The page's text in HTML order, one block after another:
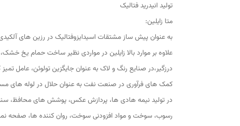
تولید انیدرید فتالیک
متا زایلین:
به عنوان پیش ساز مشتقات اسیدایزوفتالیک در رزین های
علاوه بر موارد بالا زایلین در مواردی نظیر ساخت حمام
درزگیر،در صنایع رنگ و لاک به عنوان جایگزین تولوئن، عامل
کمک های فرآوری در صنعت نفت به عنوان حلال در لوله های
در تولید نیمه هادی ها، پردازش عکس، پوشش های محافظ،
رسوب، سوخت و مواد افزودنی سوخت، روان کننده ها، صفحه